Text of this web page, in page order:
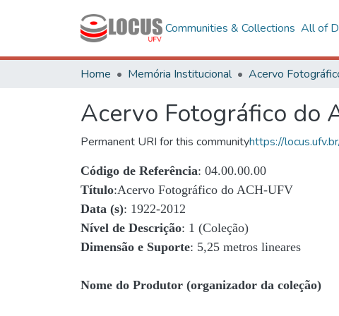
Communities & Collections All of
Home Memória Institucional
Acervo Fotográfico do
Permanent URI for this communityhttps://
Código de Referência: 04.00.00.00
Título:Acervo Fotográfico do ACH-UFV
Data (s): 1922-2012
Nível de Descrição: 1 (Coleção)
Dimensão e Suporte: 5,25 metros lineares
Nome do Produtor (organizador da coleção)